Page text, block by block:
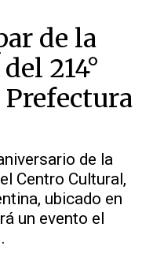
de la
214°
de la
Centro Cultural,
ubicado en
un evento el